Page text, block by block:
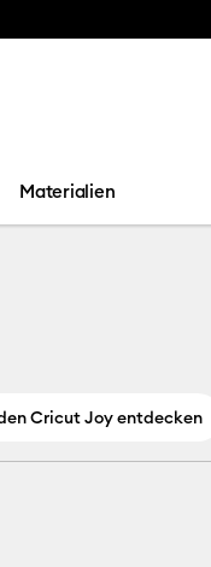
Materialien
Cricut Joy entdecken